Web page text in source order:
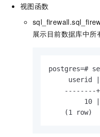
视图函数
展示目前数据库中所
postgres=#
userid
--------
10
    (1 row)